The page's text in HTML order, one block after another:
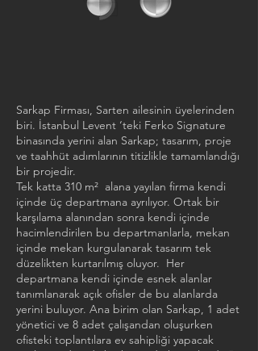
Sarkap Firması, Sarten ailesinin üyelerinden
biri. İstanbul Levent ‘teki Ferko Signature
binasında yerini alan Sarkap; tasarım, proje
ve taahhüt adımlarının titizlikle tamamlandığı
bir projedir.
Tek katta 310 m² alana yayılan firma kendi
içinde üç departmana ayrılıyor. Ortak bir
karşılama alanından sonra kendi içinde
hacimlendirilen bu departmanlarla, mekan
içinde mekan kurgulanarak tasarım tek
düzelikten kurtarılmış oluyor. Her
departmana kendi içinde esnek alanlar
tanımlanarak açık ofisler de bu alanlarda
yerini buluyor. Ana birim olan Sarkap, 1 adet
yönetici ve 8 adet çalışandan oluşurken
ofisteki toplantılara ev sahipliği yapacak